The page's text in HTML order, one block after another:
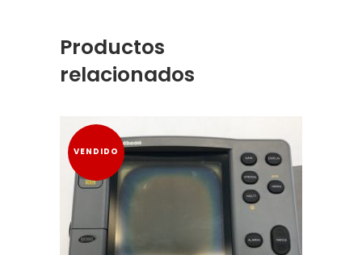
Productos
relacionados
VENDIDO